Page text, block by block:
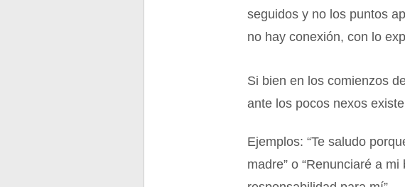
seguidos y no los puntos
no hay conexión, con lo
Si bien en los comienzos
ante los pocos nexos
Ejemplos: “Te saludo
madre” o “Renunciaré a